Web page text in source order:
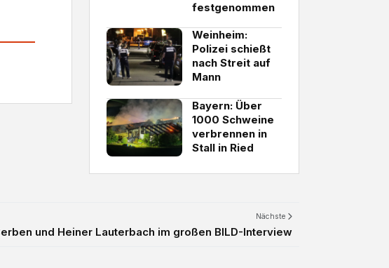
festgenommen
Weinheim:
Polizei schießt
nach Streit auf
Mann
Bayern: Über
1000 Schweine
verbrennen in
Stall in Ried
Nächste
und Heiner Lauterbach im großen BILD-Interview